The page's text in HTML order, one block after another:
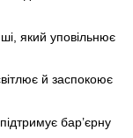
який уповільнює
й заспокоює
бар’єрну